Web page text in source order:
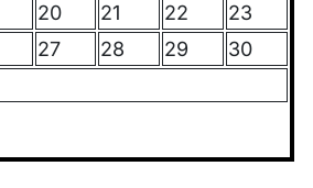
20 21 22
23
27 28 29
30